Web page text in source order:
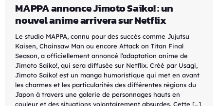
MAPPA annonce Jimoto Saiko! : un
nouvel anime arrivera sur Netflix
Le studio MAPPA, connu pour des succès comme Jujutsu
Kaisen, Chainsaw Man ou encore Attack on Titan Final
Season, a officiellement annoncé l’adaptation anime de
Jimoto Saiko!, qui sera diffusée sur Netflix. Créé par Usagi,
Jimoto Saiko! est un manga humoristique qui met en avant
les charmes et les particularités des différentes régions du
Japon à travers une galerie de personnages hauts en
couleur et des situations volontairement absurdes. Cette […]